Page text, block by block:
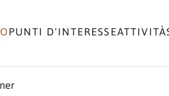
PUNTI D'INTERESSEATTIVITÀ